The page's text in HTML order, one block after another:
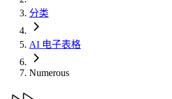
分类
AI 电子表格
Numerous